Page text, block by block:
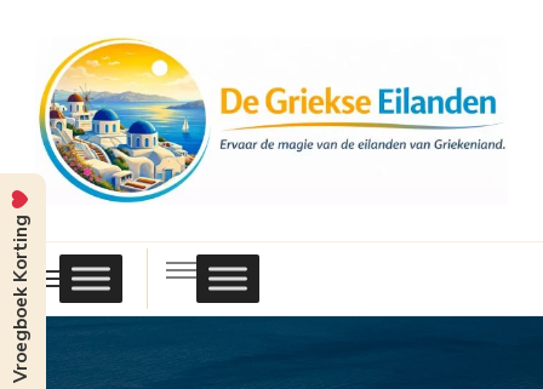
Griekse
Vroegboek Korting